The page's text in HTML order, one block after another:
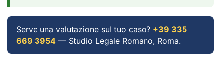
Serve una valutazione sul tuo caso? +39 335
669 3954 — Studio Legale Romano, Roma.